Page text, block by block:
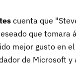
cuenta que
que tomara
mejor gusto en
de Microsoft